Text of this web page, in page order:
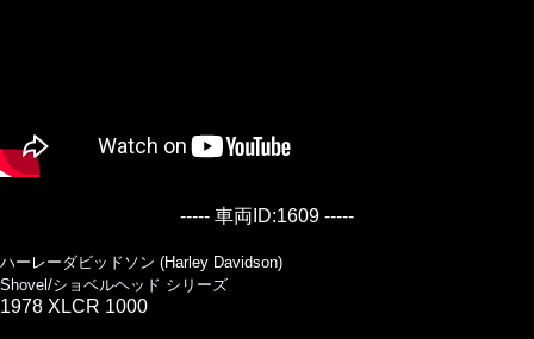
----- 車両ID:1609 -----
ハーレーダビッドソン (Harley Davidson)
Shovel/ショベルヘッド シリーズ
1978 XLCR 1000